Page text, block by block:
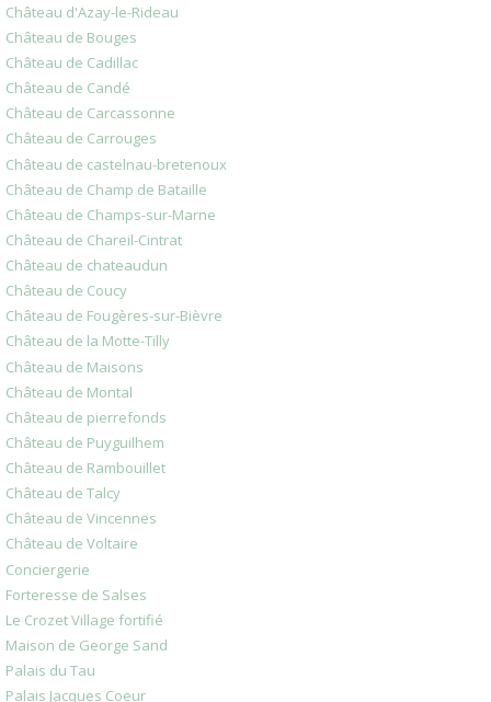
Château d'Azay-le-Rideau
Château de Bouges
Château de Cadillac
Château de Candé
Château de Carcassonne
Château de Carrouges
Château de castelnau-bretenoux
Château de Champ de Bataille
Château de Champs-sur-Marne
Château de Chareil-Cintrat
Château de chateaudun
Château de Coucy
Château de Fougères-sur-Bièvre
Château de la Motte-Tilly
Château de Maisons
Château de Montal
Château de pierrefonds
Château de Puyguilhem
Château de Rambouillet
Château de Talcy
Château de Vincennes
Château de Voltaire
Conciergerie
Forteresse de Salses
Le Crozet Village fortifié
Maison de George Sand
Palais du Tau
Palais Jacques Coeur